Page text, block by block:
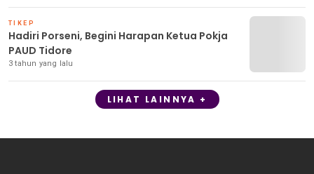
TIKEP
Hadiri Porseni, Begini Harapan Ketua Pokja
PAUD Tidore
3 tahun yang lalu
LIHAT LAINNYA +